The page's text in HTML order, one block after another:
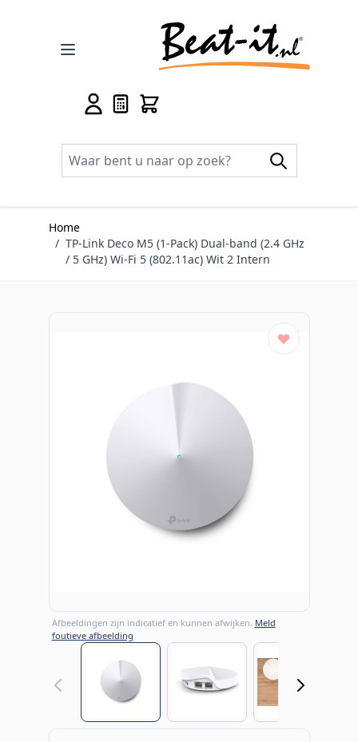
Home
/ TP-Link Deco M5 (1-Pack) Dual-band (2.4 GHz
/ 5 GHz) Wi-Fi 5 (802.11ac) Wit 2 Intern
Afbeeldingen zijn indicatief en kunnen afwijken. Meld
foutieve afbeelding
View larger image